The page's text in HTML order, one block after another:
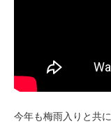
今年も梅雨入りと共に